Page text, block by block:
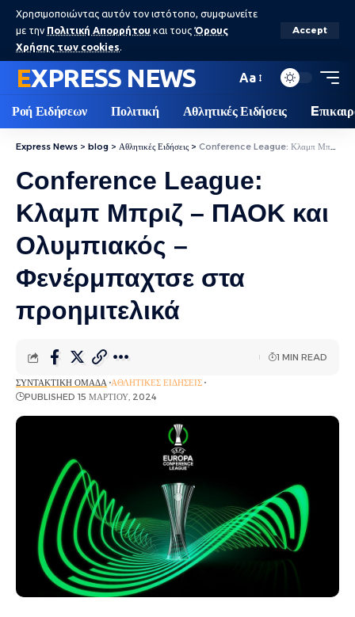
Χρησιμοποιώντας αυτόν τον ιστότοπο, συμφωνείτε
με την Πολιτική Απορρήτου και τους Όρους
Χρήσης των cookies.
Accept
EXPRESS NEWS Aa
Ροή Ειδήσεων Πολιτική Αθλητικές Ειδήσεις
Express News > blog > Αθλητικές Ειδήσεις > Conference League: Κλαμπ Μπριζ – ΠΑΟΚ και Ολυμπιακός – Φενέρμπαχτσε στα προημιτελικά
Conference League:
Κλαμπ Μπριζ – ΠΑΟΚ και
Ολυμπιακός –
Φενέρμπαχτσε στα
προημιτελικά
ΣΥΝΤΑΚΤΙΚΉ ΟΜΆΔΑ ΑΘΛΗΤΙΚΈΣ ΕΙΔΉΣΕΙΣ
PUBLISHED 15 ΜΑΡΤΊΟΥ, 2024
1 MIN READ